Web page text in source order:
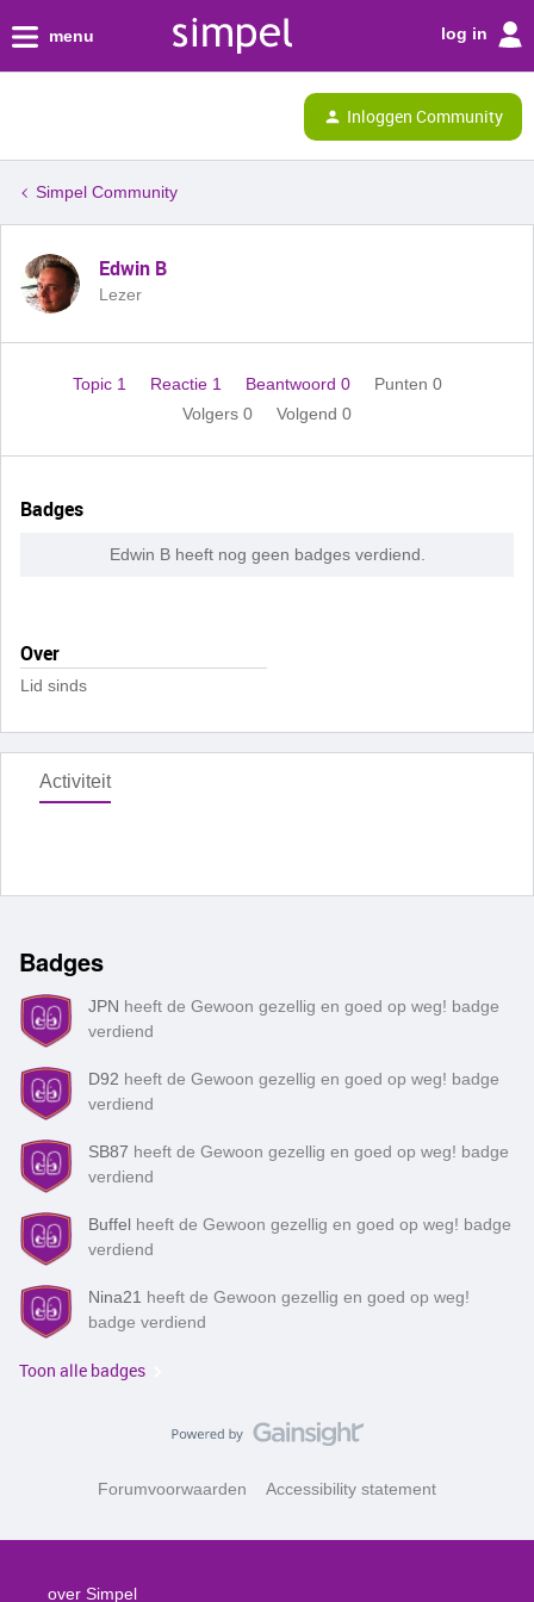
menu log in
Inloggen Community
Simpel Community
Edwin B
Lezer
Topic 1 Reactie 1 Beantwoord 0
Punten 0
Volgers 0 Volgend 0
Badges
Edwin B heeft nog geen badges verdiend.
Over
Lid sinds
Activiteit
Badges
JPN heeft de Gewoon gezellig en goed op weg! badge
verdiend
D92 heeft de Gewoon gezellig en goed op weg! badge
verdiend
SB87 heeft de Gewoon gezellig en goed op weg! badge
verdiend
Buffel heeft de Gewoon gezellig en goed op weg! badge
verdiend
Nina21 heeft de Gewoon gezellig en goed op weg!
badge verdiend
Toon alle badges
Forumvoorwaarden Accessibility statement
over Simpel